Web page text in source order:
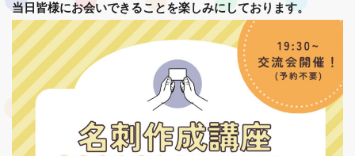
当日皆様にお会いできることを楽しみにしております。